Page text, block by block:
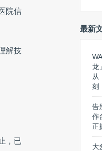
院信
解技
，已
最新
巅
解
告
台
有
大
这